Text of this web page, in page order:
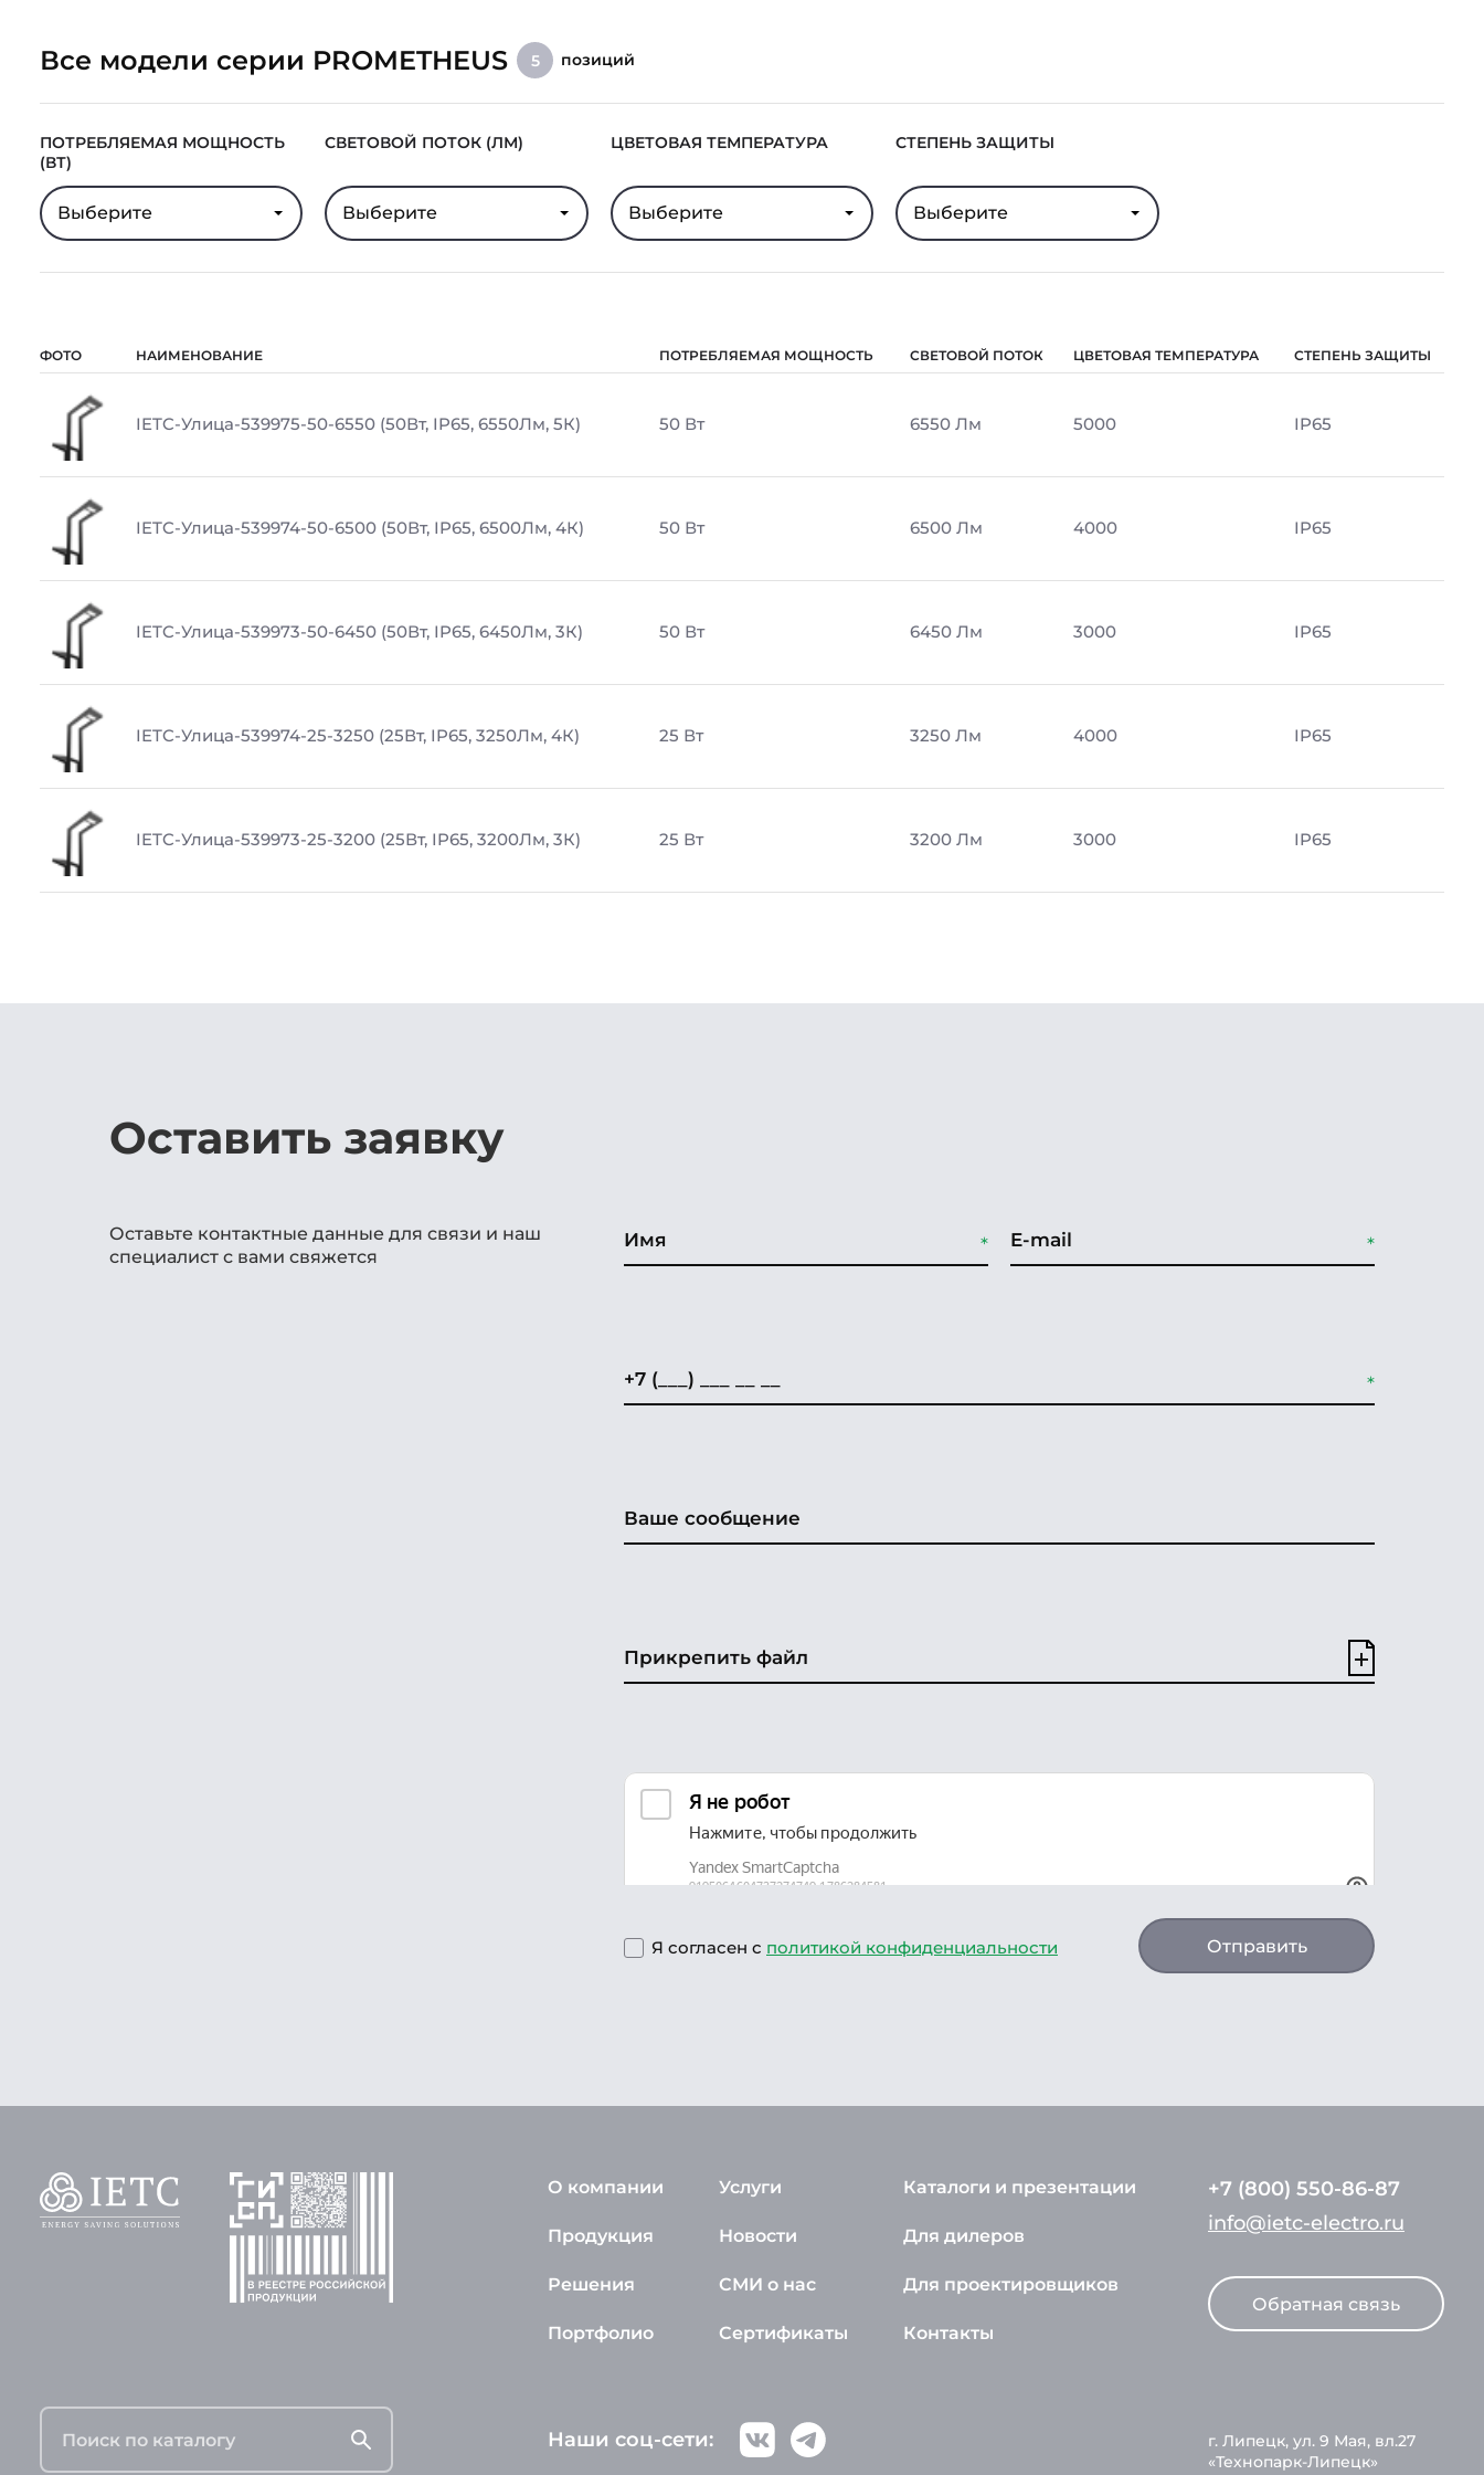
Все модели серии PROMETHEUS 5 позиций
ПОТРЕБЛЯЕМАЯ МОЩНОСТЬ
(ВТ)
Выберите
СВЕТОВОЙ ПОТОК (ЛМ)
Выберите
ЦВЕТОВАЯ ТЕМПЕРАТУРА
Выберите
СТЕПЕНЬ ЗАЩИТЫ
Выберите
ФОТО НАИМЕНОВАНИЕ ПОТРЕБЛЯЕМАЯ МОЩНОСТЬ СВЕТОВОЙ ПОТОК ЦВЕТОВАЯ ТЕМПЕРАТУРА СТЕПЕНЬ ЗАЩИТЫ
IETC-Улица-539975-50-6550 (50Вт, IP65, 6550Лм, 5К) 50 Вт 6550 Лм 5000 IP65
IETC-Улица-539974-50-6500 (50Вт, IP65, 6500Лм, 4К) 50 Вт 6500 Лм 4000 IP65
IETC-Улица-539973-50-6450 (50Вт, IP65, 6450Лм, 3К) 50 Вт 6450 Лм 3000 IP65
IETC-Улица-539974-25-3250 (25Вт, IP65, 3250Лм, 4К) 25 Вт 3250 Лм 4000 IP65
IETC-Улица-539973-25-3200 (25Вт, IP65, 3200Лм, 3К) 25 Вт 3200 Лм 3000 IP65
Оставить заявку
Оставьте контактные данные для связи и наш
специалист с вами свяжется
Прикрепить файл
Я согласен с политикой конфиденциальности Отправить
Наши соц-сети:
О компании
Продукция
Решения
Портфолио
Услуги
Новости
СМИ о нас
Сертификаты
Каталоги и презентации
Для дилеров
Для проектировщиков
Контакты
+7 (800) 550-86-87
info@ietc-electro.ru
Обратная связь
г. Липецк, ул. 9 Мая, вл.27
«Технопарк-Липецк»